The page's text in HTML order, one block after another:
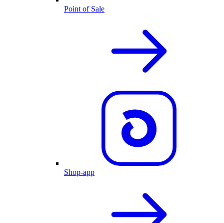
Point of Sale
Shop-app